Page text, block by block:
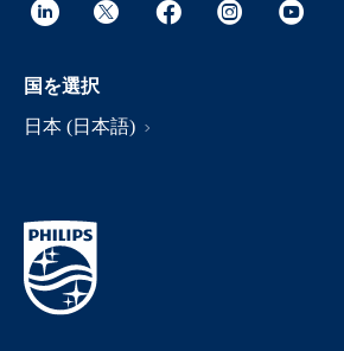
国を選択
日本 (日本語)